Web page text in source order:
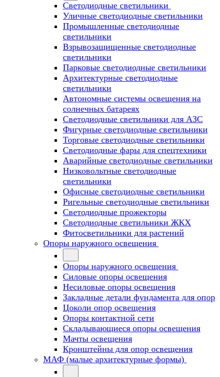
Светодиодные светильники
Уличные светодиодные светильники
Промышленные светодиодные
светильники
Взрывозащищенные светодиодные
светильники
Парковые светодиодные светильники
Архитектурные светодиодные
светильники
Автономные системы освещения на
солнечных батареях
Светодиодные светильники для АЗС
Фигурные светодиодные светильники
Торговые светодиодные светильники
Cветодиодные фары для спецтехники
Аварийные светодиодные светильники
Низковольтные светодиодные
светильники
Офисные светодиодные светильники
Ригельные светодиодные светильники
Светодиодные прожекторы
Светодиодные светильники ЖКХ
Фитосветильники для растений
Опоры наружного освещения
Опоры наружного освещения
Силовые опоры освещения
Несиловые опоры освещения
Закладные детали фундамента для опор
Цоколи опор освещения
Опоры контактной сети
Cкладывающиеся опоры освещения
Мачты освещения
Кронштейны для опор освещения
МАФ (малые архитектурные формы)